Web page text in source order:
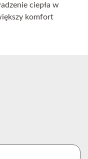
ciepła w
komfort